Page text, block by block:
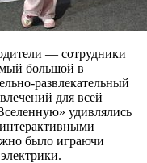
— сотрудники
большой в
развлекательный
для всей
удивлялись
было играючи